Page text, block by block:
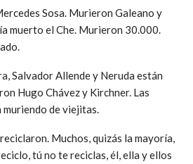
Sosa. Murieron Galeano y
muerto el Che. Murieron 30.000.
Salvador Allende y Neruda están
Hugo Chávez y Kirchner. Las
de viejitas.
Muchos, quizás la mayoría,
tú no te reciclas, él, ella y ellos